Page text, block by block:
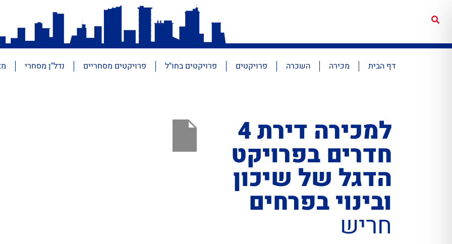
דף הבית מכירה השכרה פרויקטים פרויקטים בחו"ל פרויקטים מסחריים נדל"ן מסחרי
למכירה דירת 4
חדרים בפרויקט
הדגל של שיכון
ובינוי בפרחים
חריש